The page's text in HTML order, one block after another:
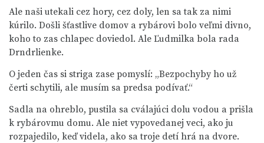
Ale naši utekali cez hory, cez doly, len sa tak za nimi
kúrilo. Došli šťastlive domov a rybárovi bolo veľmi divno,
koho to zas chlapec doviedol. Ale Ľudmilka bola rada
Drndrlienke.
O jeden čas si striga zase pomyslí: „Bezpochyby ho už
čerti schytili, ale musím sa predsa podívať.“
Sadla na ohreblo, pustila sa cválajúci dolu vodou a prišla
k rybárovmu domu. Ale niet vypovedanej veci, ako ju
rozpajedilo, keď videla, ako sa troje detí hrá na dvore.